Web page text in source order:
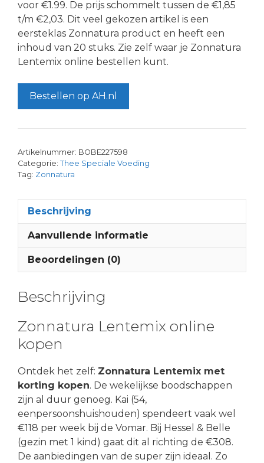
voor €1.99. De prijs schommelt tussen de €1,85
t/m €2,03. Dit veel gekozen artikel is een
eersteklas Zonnatura product en heeft een
inhoud van 20 stuks. Zie zelf waar je Zonnatura
Lentemix online bestellen kunt.
Bestellen op AH.nl
Artikelnummer: BOBE227598
Categorie: Thee Speciale Voeding
Tag: Zonnatura
Beschrijving
Aanvullende informatie
Beoordelingen (0)
Beschrijving
Zonnatura Lentemix online
kopen
Ontdek het zelf: Zonnatura Lentemix met
korting kopen. De wekelijkse boodschappen
zijn al duur genoeg. Kai (54,
eenpersoonshuishouden) spendeert vaak wel
€118 per week bij de Vomar. Bij Hessel & Belle
(gezin met 1 kind) gaat dit al richting de €308.
De aanbiedingen van de super zijn ideaal. Zo